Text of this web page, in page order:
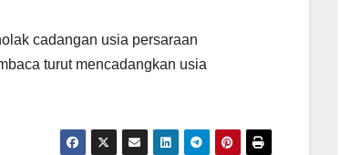
cadangan usia persaraan
turut mencadangkan usia